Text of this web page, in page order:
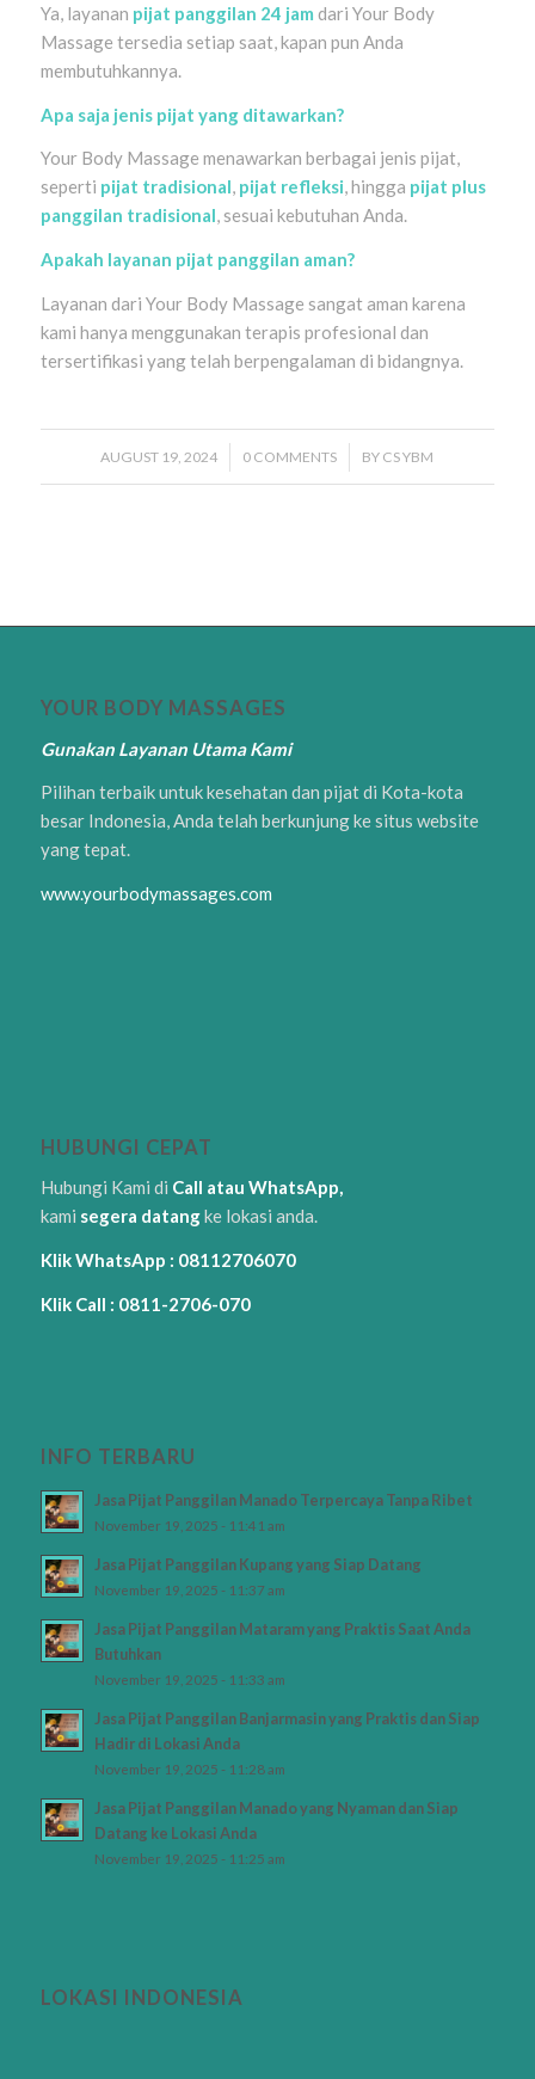
Ya, layanan pijat panggilan 24 jam dari Your Body
Massage tersedia setiap saat, kapan pun Anda
membutuhkannya.
Apa saja jenis pijat yang ditawarkan?
Your Body Massage menawarkan berbagai jenis pijat,
seperti pijat tradisional, pijat refleksi, hingga pijat plus
panggilan tradisional, sesuai kebutuhan Anda.
Apakah layanan pijat panggilan aman?
Layanan dari Your Body Massage sangat aman karena
kami hanya menggunakan terapis profesional dan
tersertifikasi yang telah berpengalaman di bidangnya.
AUGUST 19, 2024
/ 0 COMMENTS
/ BY CS YBM
YOUR BODY MASSAGES
Gunakan Layanan Utama Kami
Pilihan terbaik untuk kesehatan dan pijat di Kota-kota
besar Indonesia, Anda telah berkunjung ke situs website
yang tepat.
www.yourbodymassages.com
HUBUNGI CEPAT
Hubungi Kami di Call atau WhatsApp,
kami segera datangke lokasi anda.
Klik WhatsApp : 08112706070
Klik Call : 0811-2706-070
INFO TERBARU
Jasa Pijat Panggilan Manado Terpercaya Tanpa Ribet
November 19, 2025 - 11:41 am
Jasa Pijat Panggilan Kupang yang Siap Datang
November 19, 2025 - 11:37 am
Jasa Pijat Panggilan Mataram yang Praktis Saat Anda
Butuhkan
November 19, 2025 - 11:33 am
Jasa Pijat Panggilan Banjarmasin yang Praktis dan Siap
Hadir di Lokasi Anda
November 19, 2025 - 11:28 am
Jasa Pijat Panggilan Manado yang Nyaman dan Siap
Datang ke Lokasi Anda
November 19, 2025 - 11:25 am
LOKASI INDONESIA